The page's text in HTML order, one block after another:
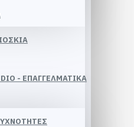
- ΕΠΑΓΓΕΛΜΑΤΙΚΑ